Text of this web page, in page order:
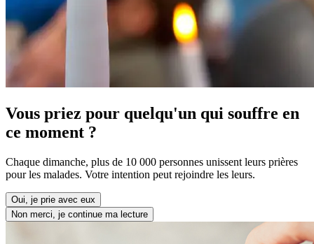
Vous priez pour quelqu'un qui souffre en
ce moment ?
Chaque dimanche, plus de 10 000 personnes unissent leurs prières
pour les malades. Votre intention peut rejoindre les leurs.
Oui, je prie avec eux
Non merci, je continue ma lecture